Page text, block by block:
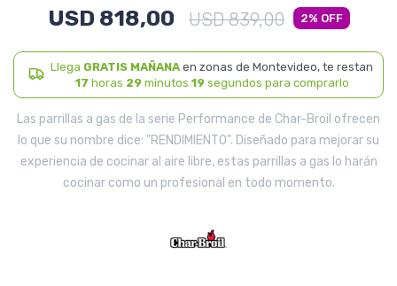
USD 818,00 USD 839,00 2
Llega GRATIS MAÑANA en zonas de Montevideo, te restan
17 horas 29minutos 19segundos para comprarlo
Las parrillas a gas de la serie Performance de Char-Broil ofrecen
lo que su nombre dice: "RENDIMIENTO". Diseñado para mejorar su
experiencia de cocinar al aire libre, estas parrillas a gas lo harán
cocinar como un profesional en todo momento.
Hogar y Jardín
Deportes y Tiempo Libre
Bebés y Niños